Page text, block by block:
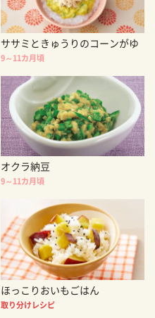
ササミときゅうりのコーンがゆ
9～11カ月頃
オクラ納豆
9～11カ月頃
ほっこりおいもごはん
取り分けレシピ